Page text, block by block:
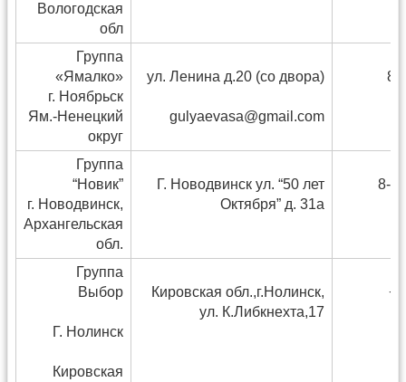
Вологодская
обл
Группа
«Ямалко»
г. Ноябрьск
Ям.-Ненецкий
округ
ул. Ленина д.20 (со двора)
gulyaevasa@gmail.com
Группа
“Новик”
г. Новодвинск,
Архангельская
обл.
Г. Новодвинск ул. “50 лет
Октября” д. 31а
8-
Группа
Выбор
Г. Нолинск
Кировская
Кировская обл.,г.Нолинск,
ул. К.Либкнехта,17